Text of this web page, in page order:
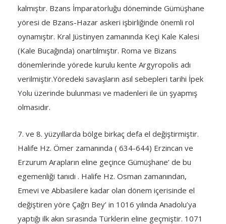
kalmıştır. Bzans İmparatorluğu döneminde Gümüşhane
yöresi de Bzans-Hazar askeri işbirliğinde önemli rol
oynamıştır. Kral Jüstinyen zamanında Keçi Kale Kalesi
(Kale Bucağında) onartılmıştır. Roma ve Bizans
dönemlerinde yörede kurulu kente Argyropolis adı
verilmiştir.Yöredeki savaşların asıl sebepleri tarihi İpek
Yolu üzerinde bulunması ve madenleri ile ün şyapmış
olmasıdır.
7. ve 8. yüzyıllarda bölge birkaç defa el değiştirmiştir.
Halife Hz. Ömer zamanında ( 634-644) Erzincan ve
Erzurum Arapların eline geçince Gümüşhane’ de bu
egemenliği tanıdı . Halife Hz. Osman zamanından,
Emevi ve Abbasilere kadar olan dönem içerisinde el
değiştiren yöre Çağrı Bey’ in 1016 yılında Anadolu’ya
yaptığı ilk akın sırasında Türklerin eline geçmiştir. 1071